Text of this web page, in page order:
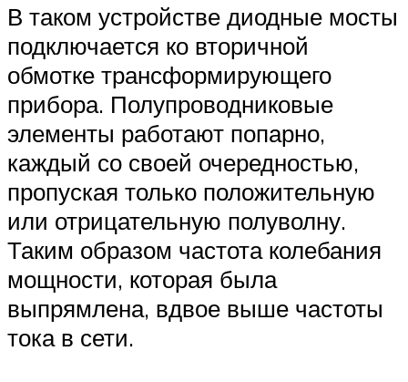
В таком устройстве диодные мосты
подключается ко вторичной
обмотке трансформирующего
прибора. Полупроводниковые
элементы работают попарно,
каждый со своей очередностью,
пропуская только положительную
или отрицательную полуволну.
Таким образом частота колебания
мощности, которая была
выпрямлена, вдвое выше частоты
тока в сети.